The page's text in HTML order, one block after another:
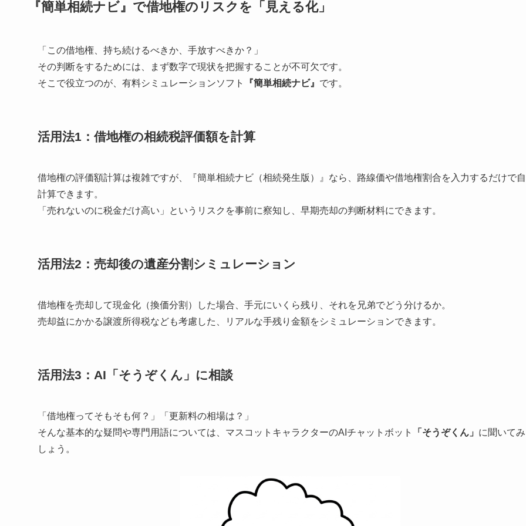
『簡単相続ナビ』で借地権のリスクを「見える化」
「この借地権、持ち続けるべきか、手放すべきか？」
その判断をするためには、まず数字で現状を把握することが不可欠です。
そこで役立つのが、有料シミュレーションソフト
『簡単相続ナビ』 です。
活用法1：借地権の相続税評価額を計算
借地権の評価額計算は複雑ですが、『簡単相続ナビ（相続発生版）』なら、路線価や借地権割合を入力するだけで
計算できます。
「売れないのに税金だけ高い」というリスクを事前に察知し、早期売却の判断材料にできます。
活用法2：売却後の遺産分割シミュレーション
借地権を売却して現金化（換価分割）した場合、手元にいくら残り、それを兄弟でどう分けるか。
売却益にかかる譲渡所得税なども考慮した、リアルな手残り金額をシミュレーションできます。
活用法3：AI「そうぞくん」に相談
「借地権ってそもそも何？」「更新料の相場は？」
そんな基本的な疑問や専門用語については、マスコットキャラクターのAIチャットボット
「そうぞくん」 に聞いて
しょう。